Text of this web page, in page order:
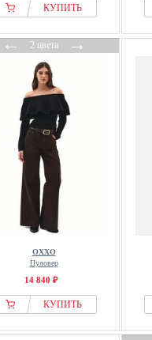
КУПИТЬ
←2 цвета→
OXXO
Пуловер
14 840 ₽
КУПИТЬ